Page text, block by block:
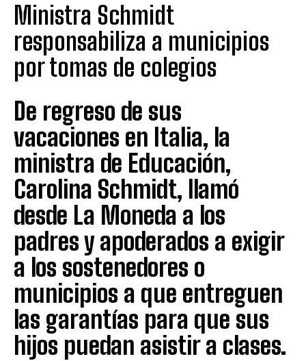
Ministra Schmidt
responsabiliza a municipios
por tomas de colegios
De regreso de sus
vacaciones en Italia, la
ministra de Educación,
Carolina Schmidt, llamó
desde La Moneda a los
padres y apoderados a exigir
a los sostenedores o
municipios a que entreguen
las garantías para que sus
hijos puedan asistir a clases.